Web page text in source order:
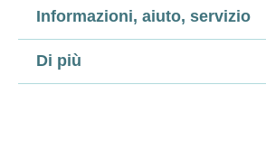
Informazioni, aiuto, servizio
Di più